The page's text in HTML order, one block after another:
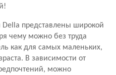
Della представлены широкой
чему можно без труда
как для самых маленьких,
В зависимости от
можно